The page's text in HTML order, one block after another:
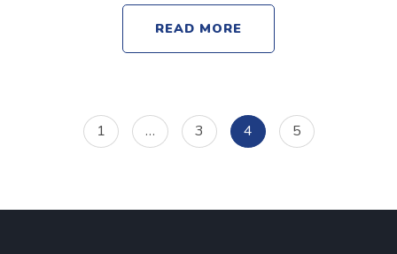
READ MORE
Page
1 … Page
3 Page
4 Page
5